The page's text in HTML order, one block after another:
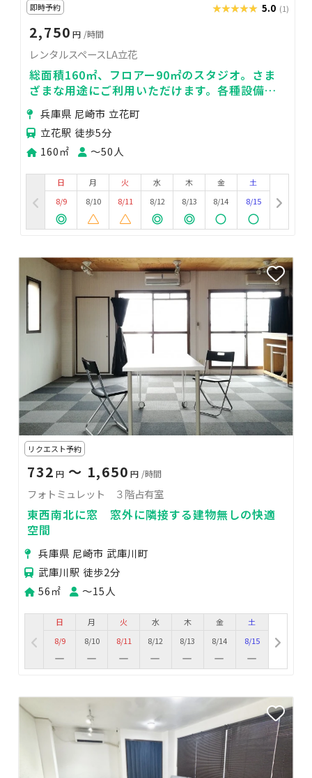
即時予約 ★★★★★
★★★★★ 5.0 (1)
2,750 円 /時間
レンタルスペースLA立花
総面積160㎡、フロアー90㎡のスタジオ。さま
ざまな用途にご利用いただけます。各種設備が
充実！
兵庫県 尼崎市 立花町
立花駅 徒歩5分
160㎡
〜50人
日
8/9
月
8/10
火
8/11
水
8/12
木
8/13
金
8/14
土
8/15
リクエスト予約
732 円 〜 1,650 円 /時間
フォトミュレット ３階占有室
東西南北に窓 窓外に隣接する建物無しの快適
空間
兵庫県 尼崎市 武庫川町
武庫川駅 徒歩2分
56㎡
〜15人
日
8/9
月
8/10
火
8/11
水
8/12
木
8/13
金
8/14
土
8/15